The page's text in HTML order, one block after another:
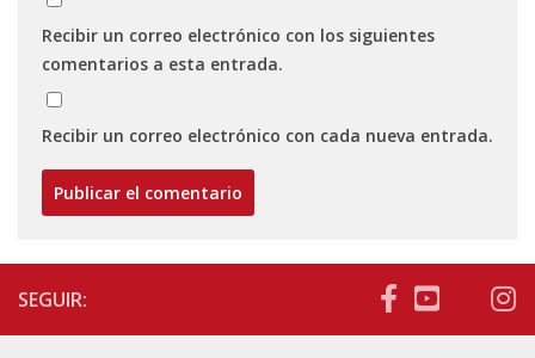
Recibir un correo electrónico con los siguientes
comentarios a esta entrada.
Recibir un correo electrónico con cada nueva entrada.
SEGUIR: